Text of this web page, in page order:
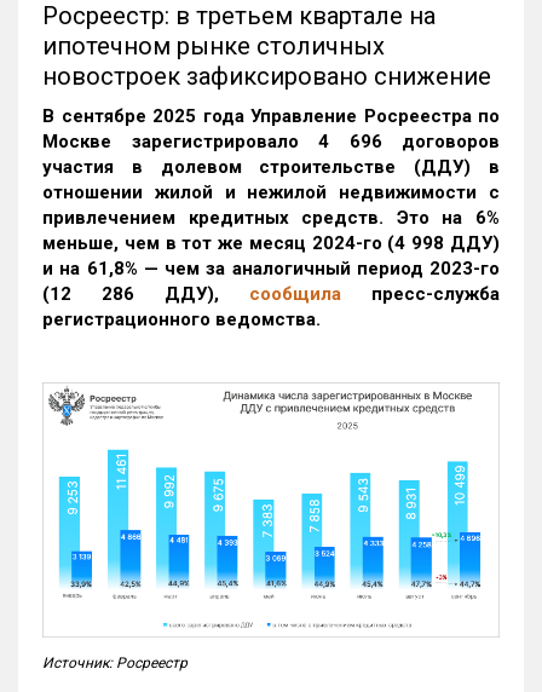
Росреестр: в третьем квартале на
ипотечном рынке столичных
новостроек зафиксировано снижение
В сентябре 2025 года Управление Росреестра по
Москве зарегистрировало 4 696 договоров
участия в долевом строительстве (ДДУ) в
отношении жилой и нежилой недвижимости с
привлечением кредитных средств. Это на 6%
меньше, чем в тот же месяц 2024-го (4 998 ДДУ)
и на 61,8% — чем за аналогичный период 2023-го
(12 286 ДДУ), сообщила пресс-служба
регистрационного ведомства.
Источник: Росреестр